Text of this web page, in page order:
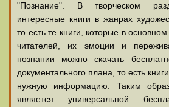
"Познание". В творческом
интересные книги в жанрах
то есть те книги, которые в
читателей, их эмоции и
познании можно скачать
документального плана, то есть
нужную информацию. Таким
является универсальной